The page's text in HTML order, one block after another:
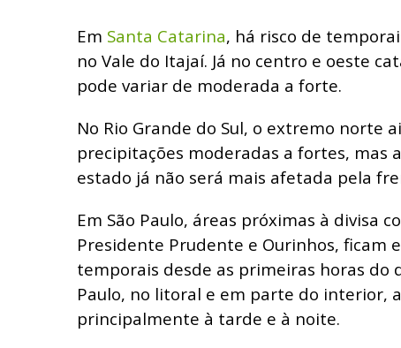
Em Santa Catarina, há risco de
no Vale do Itajaí. Já no centro e oeste
pode variar de moderada a forte.
No Rio Grande do Sul, o extremo norte
precipitações moderadas a fortes, mas
estado já não será mais afetada pela
Em São Paulo, áreas próximas à divisa
Presidente Prudente e Ourinhos, ficam
temporais desde as primeiras horas do
Paulo, no litoral e em parte do interior,
principalmente à tarde e à noite.